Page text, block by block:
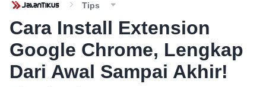
Tips
Cara Install Extension
Google Chrome, Lengkap
Dari Awal Sampai Akhir!